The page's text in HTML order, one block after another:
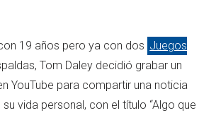
19 años pero ya con dos Juegos
Tom Daley decidió grabar un
YouTube para compartir una noticia
vida personal, con el título “Algo que